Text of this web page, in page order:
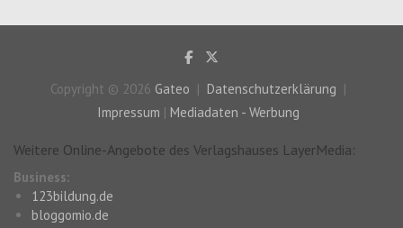
Copyright © 2026 Gateo
Datenschutzerklärung
Impressum | Mediadaten - Werbung
Weitere Online-Angebote des Verlagshauses LayerMedia:
Business:
123bildung.de
bloggomio.de